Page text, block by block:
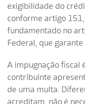
exigibilidade do
conforme artigo 151,
fundamentado no
Federal, que
A impugnação fiscal
contribuinte
de uma multa.
acreditam, não é